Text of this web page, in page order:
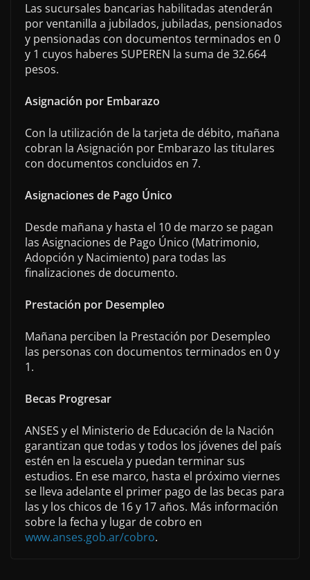
Las sucursales bancarias habilitadas atenderán
por ventanilla a jubilados, jubiladas, pensionados
y pensionadas con documentos terminados en 0
y 1 cuyos haberes SUPEREN la suma de 32.664
pesos.
Asignación por Embarazo
Con la utilización de la tarjeta de débito, mañana
cobran la Asignación por Embarazo las titulares
con documentos concluidos en 7.
Asignaciones de Pago Único
Desde mañana y hasta el 10 de marzo se pagan
las Asignaciones de Pago Único (Matrimonio,
Adopción y Nacimiento) para todas las
finalizaciones de documento.
Prestación por Desempleo
Mañana perciben la Prestación por Desempleo
las personas con documentos terminados en 0 y
1.
Becas Progresar
ANSES y el Ministerio de Educación de la Nación
garantizan que todas y todos los jóvenes del país
estén en la escuela y puedan terminar sus
estudios. En ese marco, hasta el próximo viernes
se lleva adelante el primer pago de las becas para
las y los chicos de 16 y 17 años. Más información
sobre la fecha y lugar de cobro en
www.anses.gob.ar/cobro.